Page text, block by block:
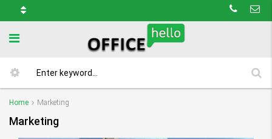
Home Marketing
Marketing